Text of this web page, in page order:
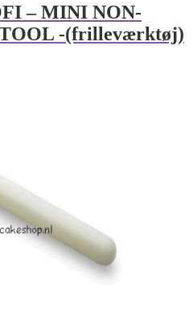
– MINI NON-
-(frilleværktøj)